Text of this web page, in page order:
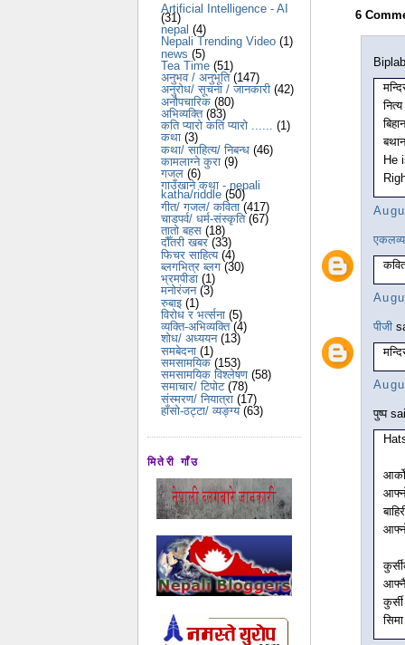
Artificial Intelligence - AI
(31)
nepal (4)
Nepali Trending Video (1)
news (5)
Tea Time (51)
अनुभव / अनुभूति (147)
अनुरोध/ सूचना / जानकारी (42)
अनौपचारिक (80)
अभिव्यक्ति (83)
कति प्यारो कति प्यारो ...... (1)
कथा (3)
कथा/ साहित्य/ निबन्ध (46)
कामलाग्ने कुरा (9)
गजल (6)
गाउँखाने कथा - nepali
katha/riddle (50)
गीत/ गजल/ कविता (417)
चाडपर्व/ धर्म-संस्कृति (67)
तातो बहस (18)
दौँतरी खबर (33)
फिचर साहित्य (4)
ब्लगभित्र ब्लग (30)
भ्रमपीडा (1)
मनोरंजन (3)
रुबाइ (1)
विरोध र भर्त्सना (5)
व्यक्ति-अभिव्यक्ति (4)
शोध/ अध्ययन (13)
समबेदना (1)
समसामयिक (153)
समसामयिक विश्लेषण (58)
समाचार/ टिपोट (78)
संस्मरण/ नियात्रा (17)
हाँसो-ठट्टा/ व्यङ्ग्य (63)
मितेरी गाँउ
6
He
पीजी
पुष्प
आफ्नै